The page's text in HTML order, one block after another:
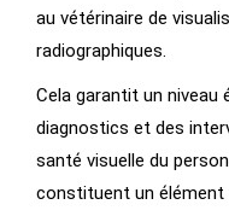
au vétérinaire de
radiographiques.
Cela garantit un niveau
diagnostics et des
santé visuelle du
constituent un élément